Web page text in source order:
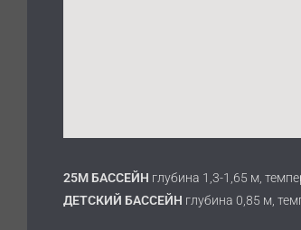
25M БАССЕЙН глубина 1,3-1,65 м,
ДЕТСКИЙ БАССЕЙН глубина 0,85 м,